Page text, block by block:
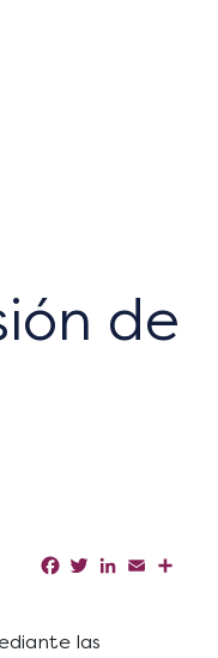
de
Facebook
TwitterLinkedIn
Email
las